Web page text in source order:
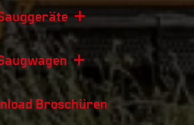
Broschüren